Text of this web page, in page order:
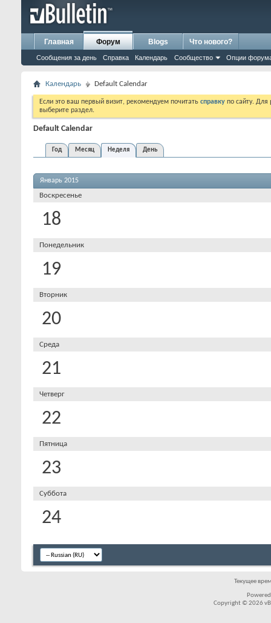
Главная Форум
Сообщения за день Справка Календарь Сообщество Опции
Blogs Что нового?
Календарь Default Calendar
Если это ваш первый визит, рекомендуем почитать справку по сайту.
выберите раздел.
Default Calendar
Год Месяц Неделя День
Январь 2015
Воскресенье
18
Понедельник
19
Вторник
20
Среда
21
Четверг
22
Пятница
23
Суббота
24
Текущее
Copyright © 2026